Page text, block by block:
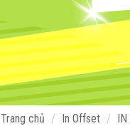
Trang chủ In Offset IN